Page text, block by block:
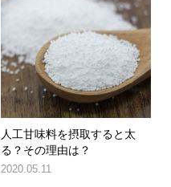
人工甘味料を摂取すると太
る？その理由は？
2020.05.11